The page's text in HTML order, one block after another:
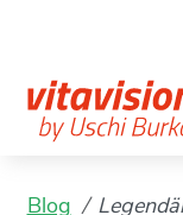
Blog